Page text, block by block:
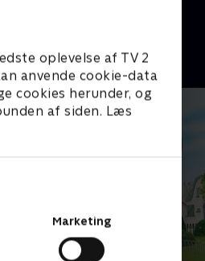
oplevelse af TV 2
anvende cookie-data
cookies herunder, og
af siden. Læs
Marketing